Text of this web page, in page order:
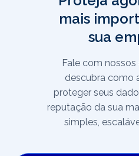
mais
sua
Fale com
descubra como
proteger seus
reputação da sua
simples,